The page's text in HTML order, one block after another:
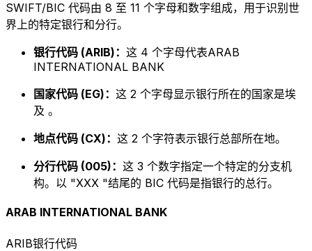
SWIFT/BIC 代码由 8 至 11 个字母和数字组成，用于识别世
界上的特定银行和分行。
银行代码 (ARIB)： 这 4 个字母代表ARAB
INTERNATIONAL BANK
国家代码 (EG)： 这 2 个字母显示银行所在的国家是埃
及 。
地点代码 (CX)： 这 2 个字符表示银行总部所在地。
分行代码 (005)： 这 3 个数字指定一个特定的分支机
构。以 "XXX "结尾的 BIC 代码是指银行的总行。
ARAB INTERNATIONAL BANK
ARIB银行代码